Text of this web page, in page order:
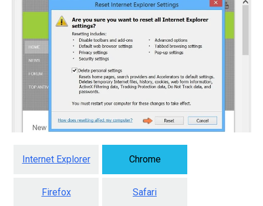
Internet Explorer Chrome
Firefox Safari